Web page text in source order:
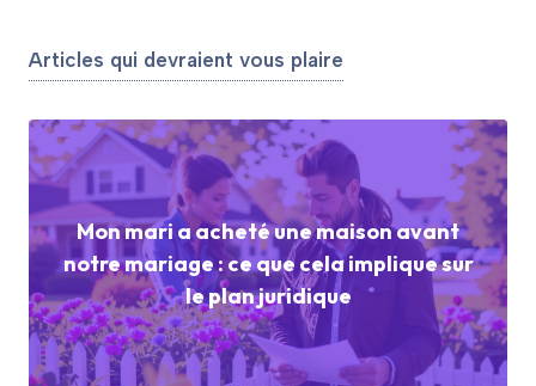
Articles qui devraient vous plaire
Mon mari a acheté une maison avant
notre mariage : ce que cela implique sur
le plan juridique